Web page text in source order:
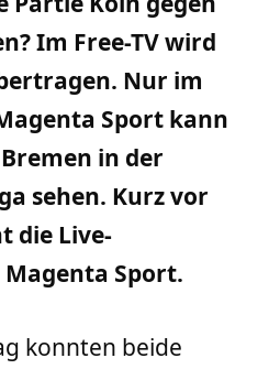
Im Free-TV wird
Nur im
Sport kann
in der
sehen. Kurz vor
die Live-
Sport.
konnten beide